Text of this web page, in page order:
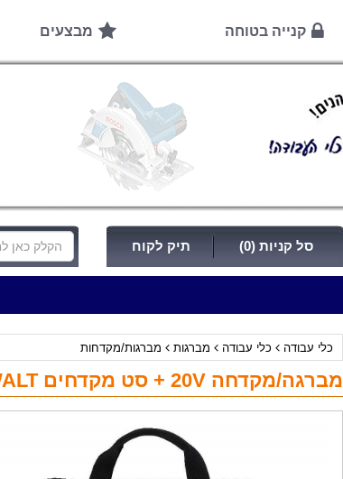
קנייה בטוחה מבצעים
סל קניות (0) תיק לקוח
כלי עבודה כלי עבודה מברגות מברגות/מקדחות
מברגה/מקדחה 20V + סט מקדחים DeWALT